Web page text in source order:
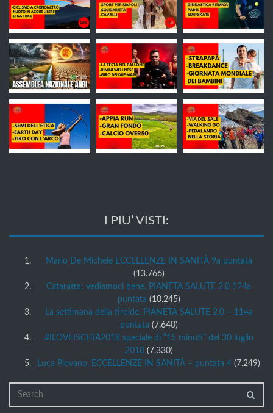
I PIU’ VISTI:
Mario De Michele ECCELLENZE IN SANITÀ 9a puntata
(13.766)
Cataratta: vediamoci bene. PIANETA SALUTE 2.0 124a
puntata (10.245)
La settimana della tiroide. PIANETA SALUTE 2.0 – 114a
puntata (7.640)
#ILOVEISCHIA2018 speciale di “15 minuti” del 30 luglio
2018 (7.330)
Luca Piovano. ECCELLENZE IN SANITÀ – puntata 4 (7.249)